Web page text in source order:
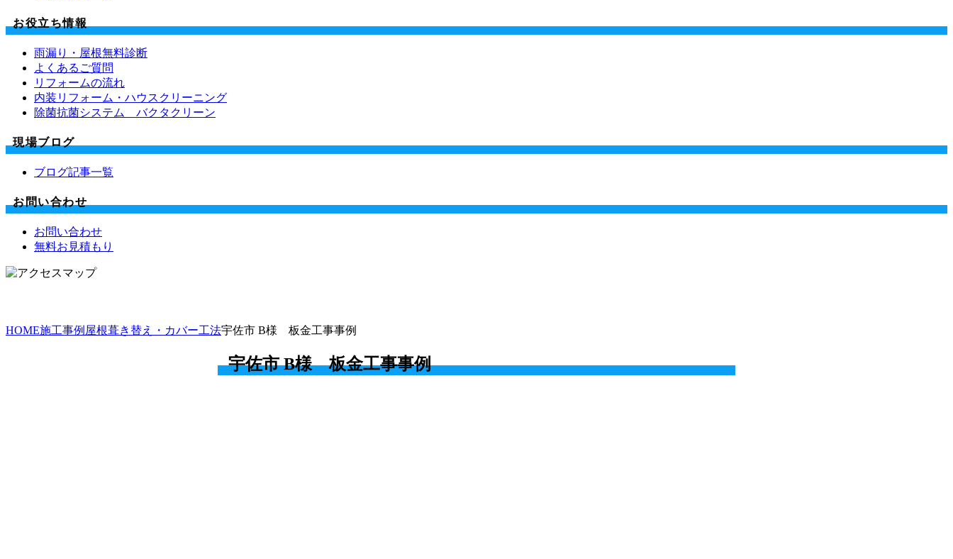
お役立ち情報
雨漏り・屋根無料診断
よくあるご質問
リフォームの流れ
内装リフォーム・ハウスクリーニング
除菌抗菌システム バクタクリーン
現場ブログ
ブログ記事一覧
お問い合わせ
お問い合わせ
無料お見積もり
HOME施工事例 屋根葺き替え・カバー工法宇佐市 B様 板金工事事例
宇佐市 B様 板金工事事例